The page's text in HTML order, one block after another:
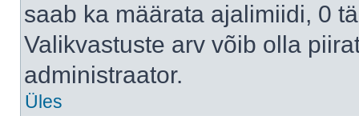
saab ka määrata ajalimiidi, 0
Valikvastuste arv võib olla
administraator.
Üles